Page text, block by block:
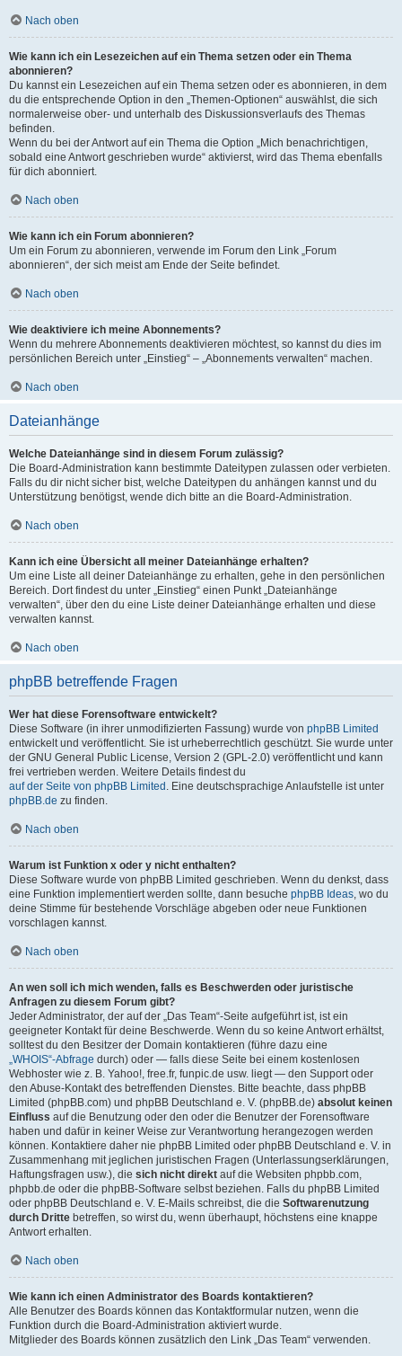
Nach oben
Wie kann ich ein Lesezeichen auf ein Thema setzen oder ein Thema
abonnieren?
Du kannst ein Lesezeichen auf ein Thema setzen oder es abonnieren, in dem
du die entsprechende Option in den „Themen-Optionen“ auswählst, die sich
normalerweise ober- und unterhalb des Diskussionsverlaufs des Themas
befinden.
Wenn du bei der Antwort auf ein Thema die Option „Mich benachrichtigen,
sobald eine Antwort geschrieben wurde“ aktivierst, wird das Thema ebenfalls
für dich abonniert.
Nach oben
Wie kann ich ein Forum abonnieren?
Um ein Forum zu abonnieren, verwende im Forum den Link „Forum
abonnieren“, der sich meist am Ende der Seite befindet.
Nach oben
Wie deaktiviere ich meine Abonnements?
Wenn du mehrere Abonnements deaktivieren möchtest, so kannst du dies im
persönlichen Bereich unter „Einstieg“ – „Abonnements verwalten“ machen.
Nach oben
Dateianhänge
Welche Dateianhänge sind in diesem Forum zulässig?
Die Board-Administration kann bestimmte Dateitypen zulassen oder verbieten.
Falls du dir nicht sicher bist, welche Dateitypen du anhängen kannst und du
Unterstützung benötigst, wende dich bitte an die Board-Administration.
Nach oben
Kann ich eine Übersicht all meiner Dateianhänge erhalten?
Um eine Liste all deiner Dateianhänge zu erhalten, gehe in den persönlichen
Bereich. Dort findest du unter „Einstieg“ einen Punkt „Dateianhänge
verwalten“, über den du eine Liste deiner Dateianhänge erhalten und diese
verwalten kannst.
Nach oben
phpBB betreffende Fragen
Wer hat diese Forensoftware entwickelt?
Diese Software (in ihrer unmodifizierten Fassung) wurde von phpBB Limited
entwickelt und veröffentlicht. Sie ist urheberrechtlich geschützt. Sie wurde unter
der GNU General Public License, Version 2 (GPL-2.0) veröffentlicht und kann
frei vertrieben werden. Weitere Details findest du
auf der Seite von phpBB Limited . Eine deutschsprachige Anlaufstelle ist unter
phpBB.de zu finden.
Nach oben
Warum ist Funktion x oder y nicht enthalten?
Diese Software wurde von phpBB Limited geschrieben. Wenn du denkst, dass
eine Funktion implementiert werden sollte, dann besuche phpBB Ideas, wo du
deine Stimme für bestehende Vorschläge abgeben oder neue Funktionen
vorschlagen kannst.
Nach oben
An wen soll ich mich wenden, falls es Beschwerden oder juristische
Anfragen zu diesem Forum gibt?
Jeder Administrator, der auf der „Das Team“-Seite aufgeführt ist, ist ein
geeigneter Kontakt für deine Beschwerde. Wenn du so keine Antwort erhältst,
solltest du den Besitzer der Domain kontaktieren (führe dazu eine
„WHOIS“-Abfrage durch) oder — falls diese Seite bei einem kostenlosen
Webhoster wie z. B. Yahoo!, free.fr, funpic.de usw. liegt — den Support oder
den Abuse-Kontakt des betreffenden Dienstes. Bitte beachte, dass phpBB
Limited (phpBB.com) und phpBB Deutschland e. V. (phpBB.de) absolut keinen
Einfluss auf die Benutzung oder den oder die Benutzer der Forensoftware
haben und dafür in keiner Weise zur Verantwortung herangezogen werden
können. Kontaktiere daher nie phpBB Limited oder phpBB Deutschland e. V. in
Zusammenhang mit jeglichen juristischen Fragen (Unterlassungserklärungen,
Haftungsfragen usw.), die sich nicht direkt auf die Websiten phpbb.com,
phpbb.de oder die phpBB-Software selbst beziehen. Falls du phpBB Limited
oder phpBB Deutschland e. V. E-Mails schreibst, die die Softwarenutzung
durch Dritte betreffen, so wirst du, wenn überhaupt, höchstens eine knappe
Antwort erhalten.
Nach oben
Wie kann ich einen Administrator des Boards kontaktieren?
Alle Benutzer des Boards können das Kontaktformular nutzen, wenn die
Funktion durch die Board-Administration aktiviert wurde.
Mitglieder des Boards können zusätzlich den Link „Das Team“ verwenden.